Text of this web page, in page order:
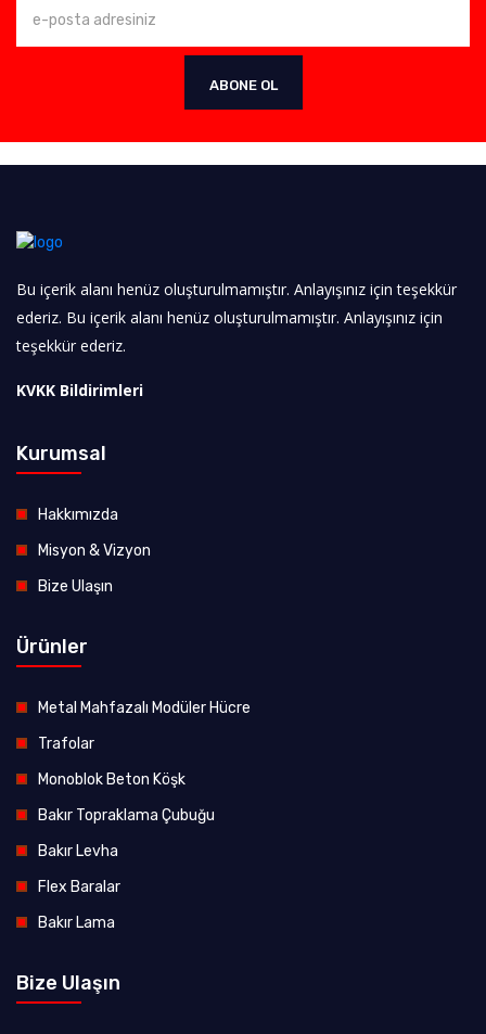
ABONE OL
Bu içerik alanı henüz oluşturulmamıştır. Anlayışınız için teşekkür
ederiz. Bu içerik alanı henüz oluşturulmamıştır. Anlayışınız için
teşekkür ederiz.
KVKK Bildirimleri
Kurumsal
Hakkımızda
Misyon & Vizyon
Bize Ulaşın
Ürünler
Metal Mahfazalı Modüler Hücre
Trafolar
Monoblok Beton Köşk
Bakır Topraklama Çubuğu
Bakır Levha
Flex Baralar
Bakır Lama
Bize Ulaşın